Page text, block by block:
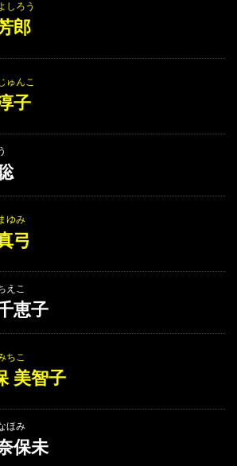
しろう
郎
ゅんこ
子
ゆみ
弓
えこ
恵子
ちこ
美智子
ほみ
保未